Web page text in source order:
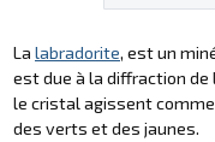
La labradorite, est un
est due à la diffraction
le cristal agissent
des verts et des jaunes.